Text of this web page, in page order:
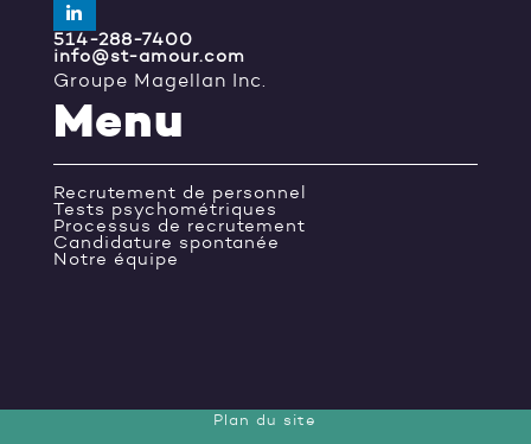
514-288-7400
info@st-amour.com
Groupe Magellan Inc.
Menu
Recrutement de personnel
Tests psychométriques
Processus de recrutement
Candidature spontanée
Notre équipe
Plan du site